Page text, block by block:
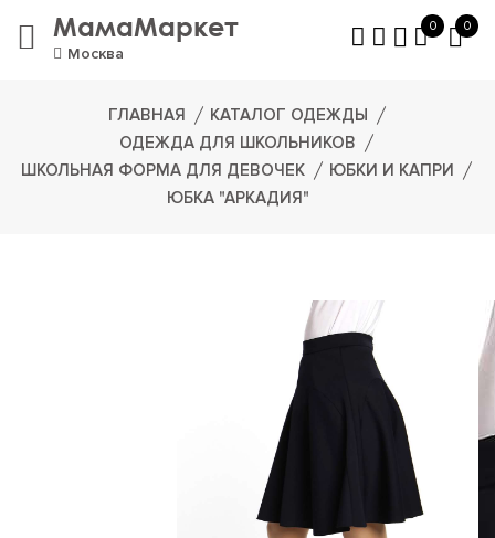
МамаМаркет
Москва
0 0
ГЛАВНАЯ
КАТАЛОГ ОДЕЖДЫ
ОДЕЖДА ДЛЯ ШКОЛЬНИКОВ
ШКОЛЬНАЯ ФОРМА ДЛЯ ДЕВОЧЕК
ЮБКИ И КАПРИ
ЮБКА "АРКАДИЯ"